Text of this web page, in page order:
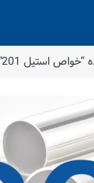
استیل 201”